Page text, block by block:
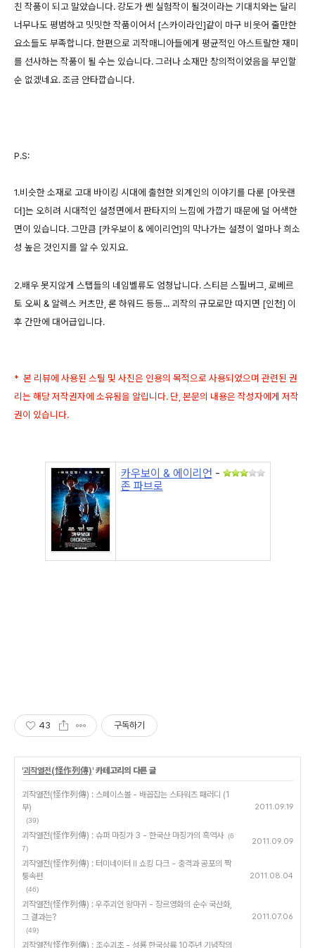
친 작품이 되고 말았습니다. 강도가 쎈 실험작이 될것이라는 기대치와는 달리
너무나도 평범하고 밋밋한 작품이어서 [스카이라인]같이 마구 비웃어 줄만한
요소들도 부족합니다. 한편으로 괴작매니아들에게 평균적인 아스트랄한 재미
를 선사하는 작품이 될 수는 있습니다. 그러나 소재만 창의적이었음을 부인할
순 없겠네요. 조금 안타깝습니다.
P.S:
1.비슷한 소재로 고대 바이킹 시대에 출현한 외계인의 이야기를 다룬 [아웃랜
더]는 오히려 시대적인 설정면에서 판타지의 느낌에 가깝기 때문에 덜 어색한
면이 있습니다. 그만큼 [카우보이 & 에이리언]의 막나가는 설정이 얼마나 희소
성 높은 것인지를 알 수 있지요.
2.배우 못지않게 스탭들의 네임벨류도 엄청납니다. 스티븐 스필버그, 로베르
토 오씨 & 알렉스 커츠만, 론 하워드 등등... 괴작의 규모로만 따지면 [인천] 이
후 간만에 대어급입니다.
* 본 리뷰에 사용된 스틸 및 사진은 인용의 목적으로 사용되었으며 관련된 권
리는 해당 저작권자에 소유됨을 알립니다. 단, 본문의 내용은 작성자에게 저작
권이 있습니다.
카우보이 & 에이리언 -
존 파브로
43 구독하기
'괴작열전(怪作列傳)' 카테고리의 다른 글
괴작열전(怪作列傳) : 스페이스볼 - 배꼽잡는 스타워즈 패러디 (1
부)
(39)
2011.09.19
괴작열전(怪作列傳) : 슈퍼 마징가 3 - 한국산 마징가의 흑역사 (6
7)
2011.09.09
괴작열전(怪作列傳) : 터미네이터 II 쇼킹 다크 - 충격과 공포의 짝
퉁속편
(46)
2011.08.04
괴작열전(怪作列傳) : 우주괴인 왕마귀 - 장르영화의 순수 국산화,
그 결과는?
(49)
2011.07.06
괴작열전(怪作列傳) : 조수괴초 - 성룡 한국상륙 10주년 기념작의